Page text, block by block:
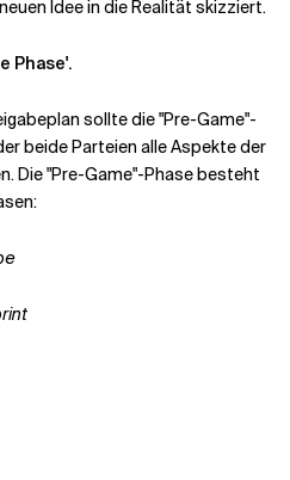
Idee in die Realität skizziert.
Phase'.
sollte die "Pre-Game"-
beide Parteien alle Aspekte der
Die "Pre-Game"-Phase besteht